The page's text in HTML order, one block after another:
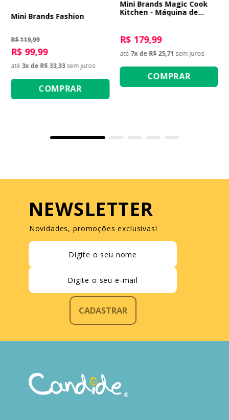
Mini Brands Fashion
R$ 119,99
R$ 99,99
até 3x de R$ 33,33 sem juros
COMPRAR
Mini Brands Magic Cook
Kitchen - Máquina de
R$ 179,99
até 7x de R$ 25,71 sem juros
COMPRAR
NEWSLETTER
Novidades, promoções exclusivas!
CADASTRAR